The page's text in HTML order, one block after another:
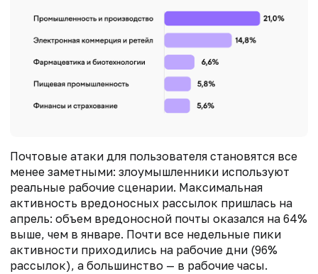
Почтовые атаки для пользователя становятся все
менее заметными: злоумышленники используют
реальные рабочие сценарии. Максимальная
активность вредоносных рассылок пришлась на
апрель: объем вредоносной почты оказался на 64%
выше, чем в январе. Почти все недельные пики
активности приходились на рабочие дни (96%
рассылок), а большинство — в рабочие часы.